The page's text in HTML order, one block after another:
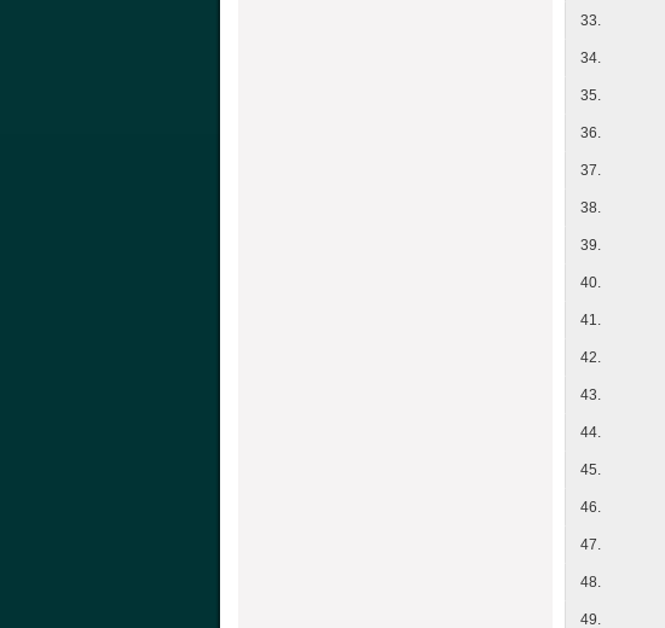
33.
34.
35.
36.
37.
38.
39.
40.
41.
42.
43.
44.
45.
46.
47.
48.
49.